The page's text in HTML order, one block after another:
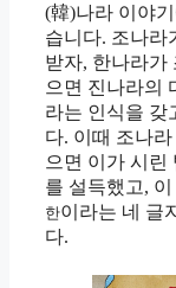
(韓)나라 이야
습니다. 조나라
받자, 한나라가
으면 진나라의
라는 인식을 갖
다. 이때 조나
으면 이가 시린
를 설득했고,
한이라는 네 글
다.